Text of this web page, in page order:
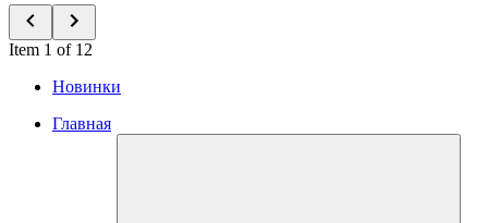
Item 1 of 12
Новинки
Главная